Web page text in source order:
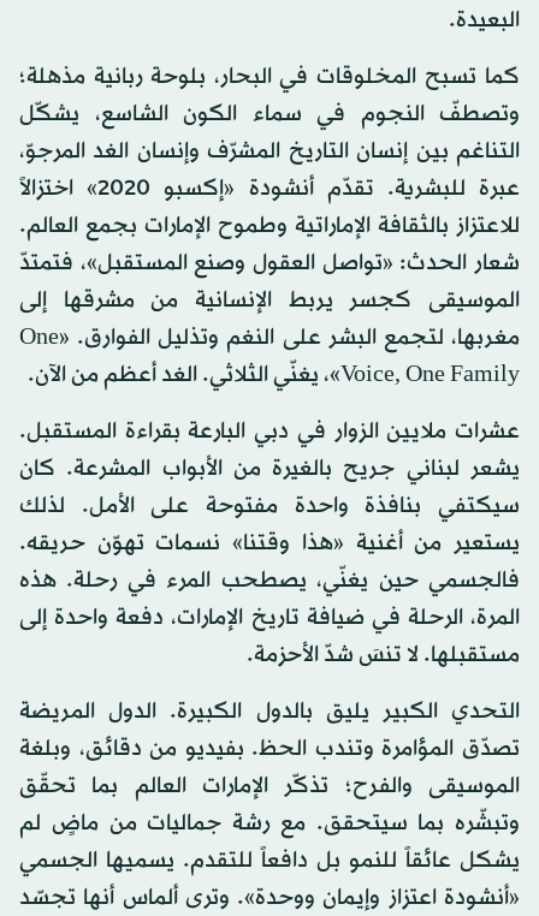
البعيدة.
كما تسبح المخلوقات في البحار، بلوحة ربانية مذهلة؛
وتصطفّ النجوم في سماء الكون الشاسع، يشكّل
التناغم بين إنسان التاريخ المشرّف وإنسان الغد المرجوّ،
عبرة للبشرية. تقدّم أنشودة «إكسبو 2020» اختزالاً
للاعتزاز بالثقافة الإماراتية وطموح الإمارات بجمع العالم.
شعار الحدث: «تواصل العقول وصنع المستقبل»، فتمتدّ
الموسيقى كجسر يربط الإنسانية من مشرقها إلى
مغربها، لتجمع البشر على النغم وتذليل الفوارق. «One
Voice, One Family»، يغنّي الثلاثي. الغد أعظم من الآن.
عشرات ملايين الزوار في دبي البارعة بقراءة المستقبل.
يشعر لبناني جريح بالغيرة من الأبواب المشرعة. كان
سيكتفي بنافذة واحدة مفتوحة على الأمل. لذلك
يستعير من أغنية «هذا وقتنا» نسمات تهوّن حريقه.
فالجسمي حين يغنّي، يصطحب المرء في رحلة. هذه
المرة، الرحلة في ضيافة تاريخ الإمارات، دفعة واحدة إلى
مستقبلها. لا تنسَ شدّ الأحزمة.
التحدي الكبير يليق بالدول الكبيرة. الدول المريضة
تصدّق المؤامرة وتندب الحظ. بفيديو من دقائق، وبلغة
الموسيقى والفرح؛ تذكّر الإمارات العالم بما تحقّق
وتبشّره بما سيتحقق. مع رشة جماليات من ماضٍ لم
يشكل عائقاً للنمو بل دافعاً للتقدم. يسميها الجسمي
«أنشودة اعتزاز وإيمان ووحدة». وترى ألماس أنها تجسّد